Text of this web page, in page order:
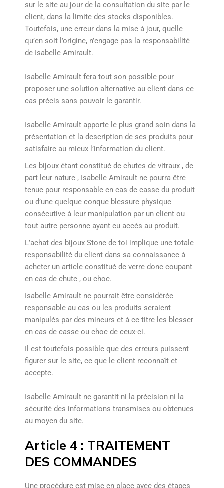
sur le site au jour de la consultation du site par le
client, dans la limite des stocks disponibles.
Toutefois, une erreur dans la mise à jour, quelle
qu’en soit l’origine, n’engage pas la responsabilité
de Isabelle Amirault.
Isabelle Amirault fera tout son possible pour
proposer une solution alternative au client dans ce
cas précis sans pouvoir le garantir.
Isabelle Amirault apporte le plus grand soin dans la
présentation et la description de ses produits pour
satisfaire au mieux l’information du client.
Les bijoux étant constitué de chutes de vitraux , de
part leur nature , Isabelle Amirault ne pourra être
tenue pour responsable en cas de casse du produit
ou d’une quelque conque blessure physique
consécutive à leur manipulation par un client ou
tout autre personne ayant eu accès au produit.
L’achat des bijoux Stone de toi implique une totale
responsabilité du client dans sa connaissance à
acheter un article constitué de verre donc coupant
en cas de chute , ou choc.
Isabelle Amirault ne pourrait être considérée
responsable au cas ou les produits seraient
manipulés par des mineurs et à ce titre les blesser
en cas de casse ou choc de ceux-ci.
Il est toutefois possible que des erreurs puissent
figurer sur le site, ce que le client reconnaît et
accepte.
Isabelle Amirault ne garantit ni la précision ni la
sécurité des informations transmises ou obtenues
au moyen du site.
Article 4 : TRAITEMENT
DES COMMANDES
Une procédure est mise en place avec des étapes